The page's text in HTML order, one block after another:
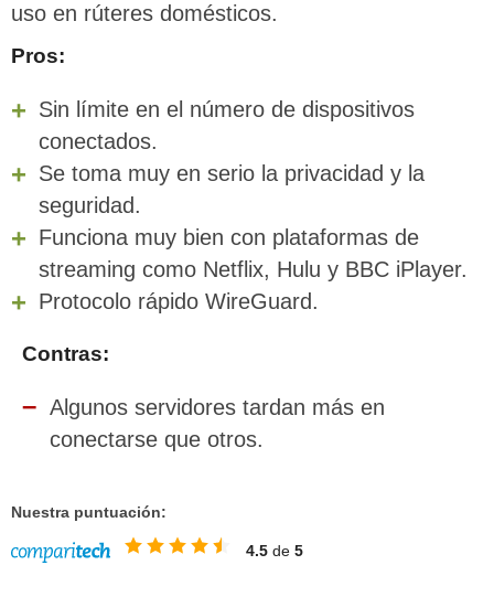
uso en rúteres domésticos.
Pros:
Sin límite en el número de dispositivos
conectados.
Se toma muy en serio la privacidad y la
seguridad.
Funciona muy bien con plataformas de
streaming como Netflix, Hulu y BBC iPlayer.
Protocolo rápido WireGuard.
Contras:
Algunos servidores tardan más en
conectarse que otros.
Nuestra puntuación:
4.5 de 5